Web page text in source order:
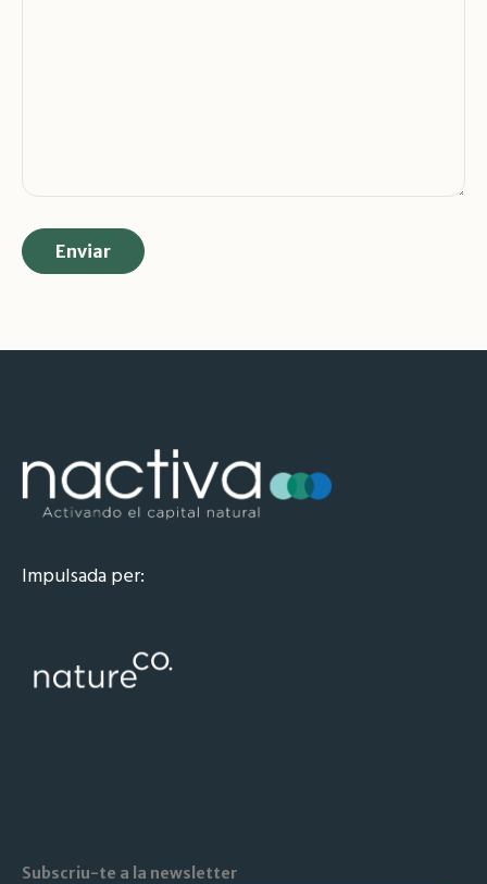
Impulsada per:
Subscriu-te a la newsletter